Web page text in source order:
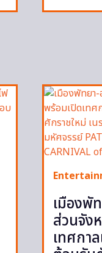
เมืองพั
ส่วนจัง
เทศกา